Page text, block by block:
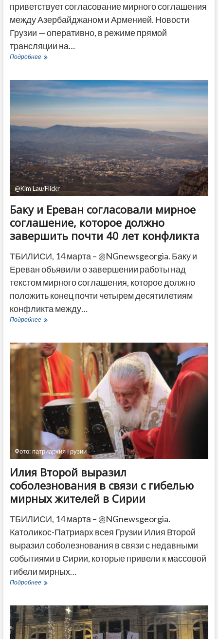
приветствует согласование мирного соглашения
между Азербайджаном и Арменией. Новости
Грузии — оперативно, в режиме прямой
трансляции на…
ПодробнееЗурабишвили
мирного
соглашения
Азербайджаном
Арменией
@Kim Lau/Flickr
Баку и Ереван согласовали мирное
соглашение, которое должно
завершить почти 40 лет конфликта
ТБИЛИСИ, 14 марта – @NGnewsgeorgia. Баку и
Ереван объявили о завершении работы над
текстом мирного соглашения, которое должно
положить конец почти четырем десятилетиям
конфликта между…
ПодробнееБаку
согласовали
мирное
соглашение,
которое
должно
завершить
почти
40
конфликта
Фото: патриархия Грузии
Илия Второй выразил
соболезнования в связи с гибелью
мирных жителей в Сирии
ТБИЛИСИ, 14 марта – @NGnewsgeorgia.
Католикос-Патриарх всея Грузии Илия Второй
выразил соболезнования в связи с недавными
событиями в Сирии, которые привели к массовой
гибели мирных…
ПодробнееИлия
соболезнования
в
связи
с